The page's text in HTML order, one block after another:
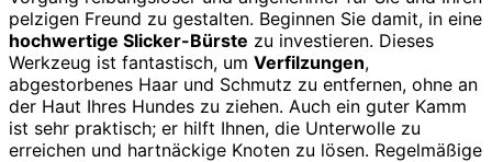
pelzigen Freund zu gestalten. Beginnen Sie damit, in eine
hochwertige Slicker-Bürste zu investieren. Dieses
Werkzeug ist fantastisch, um Verfilzungen,
abgestorbenes Haar und Schmutz zu entfernen, ohne an
der Haut Ihres Hundes zu ziehen. Auch ein guter Kamm
ist sehr praktisch; er hilft Ihnen, die Unterwolle zu
erreichen und hartnäckige Knoten zu lösen. Regelmäßige